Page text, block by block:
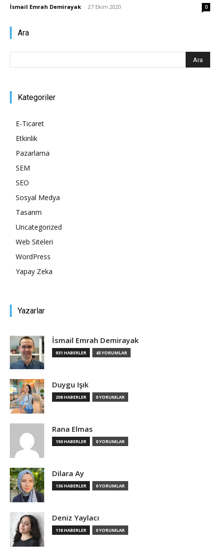
İsmail Emrah Demirayak - 27 Ekim 2020 0
Ara
Kategoriler
E-Ticaret
Etkinlik
Pazarlama
SEM
SEO
Sosyal Medya
Tasarım
Uncategorized
Web Siteleri
WordPress
Yapay Zeka
Yazarlar
İsmail Emrah Demirayak
931 HABERLER 45 YORUMLAR
Duygu Işık
208 HABERLER 0 YORUMLAR
Rana Elmas
150 HABERLER 0 YORUMLAR
Dilara Ay
136 HABERLER 0 YORUMLAR
Deniz Yaylacı
118 HABERLER 0 YORUMLAR